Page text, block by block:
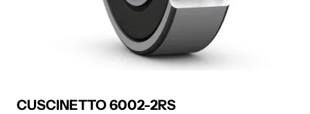
CUSCINETTO 6002-2RS